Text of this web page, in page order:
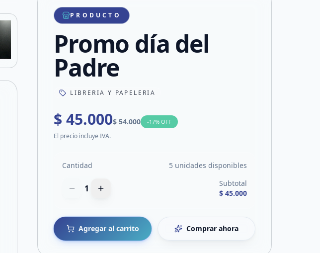
Compartir por WhatsApp
Compartir por mail
Compartir en Facebook
Compartir en X
PRODUCTO
Promo día del
Padre
LIBRERIA Y PAPELERIA
$ 45.000$ 54.000 -17% OFF
El precio incluye IVA.
Cantidad 5 unidades disponibles
1
Subtotal
$ 45.000
Agregar al carrito Comprar ahora